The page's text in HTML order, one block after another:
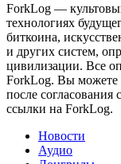
ForkLog —
технологиях
биткоина,
и других систем,
цивилизации. Все
ForkLog. Вы можете
после согласования
ссылки на ForkLog.
Новости
Аудио